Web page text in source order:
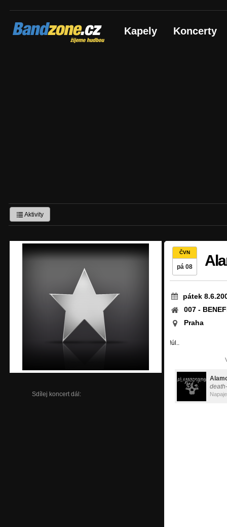
Bandzone.cz
žijeme hudbou Kapely Koncerty
Aktivity
Sdílej koncert dál:
ČVN
pá 08
pátek
007 -
Praha
!úl..